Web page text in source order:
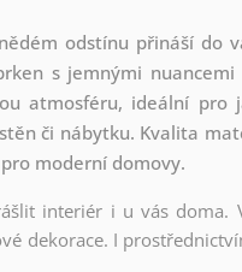
odstínu přináší do
s jemnými
atmosféru, ideální pro
či nábytku. Kvalita
moderní domovy.
interiér i u vás doma.
dekorace. I